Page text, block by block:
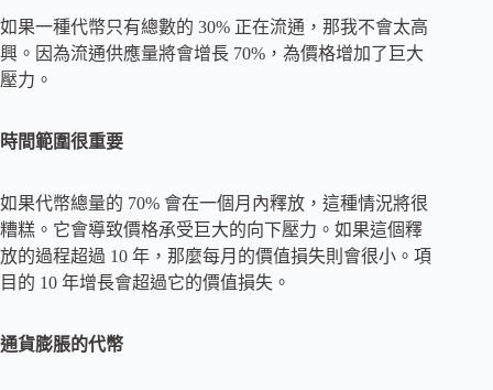
如果一種代幣只有總數的 30% 正在流通，那我不會太高
興。因為流通供應量將會增長 70%，為價格增加了巨大
壓力。
時間範圍很重要
如果代幣總量的 70% 會在一個月內釋放，這種情況將很
糟糕。它會導致價格承受巨大的向下壓力。如果這個釋
放的過程超過 10 年，那麼每月的價值損失則會很小。項
目的 10 年增長會超過它的價值損失。
通貨膨脹的代幣